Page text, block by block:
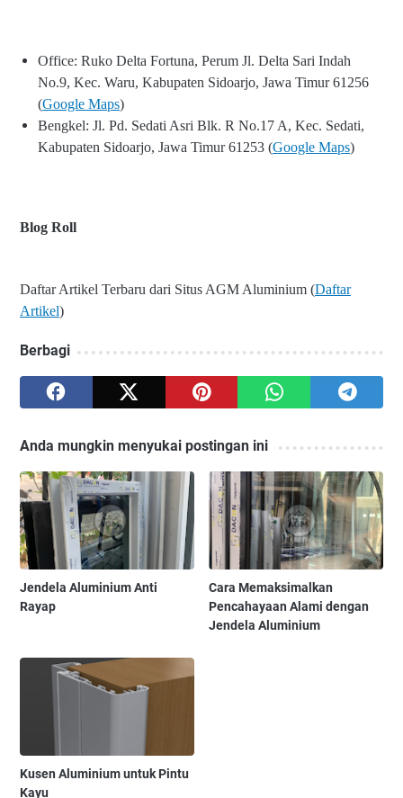
Office: Ruko Delta Fortuna, Perum Jl. Delta Sari Indah
No.9, Kec. Waru, Kabupaten Sidoarjo, Jawa Timur 61256
(Google Maps)
Bengkel: Jl. Pd. Sedati Asri Blk. R No.17 A, Kec. Sedati,
Kabupaten Sidoarjo, Jawa Timur 61253 (Google Maps)
Blog Roll
Daftar Artikel Terbaru dari Situs AGM Aluminium (Daftar
Artikel)
Berbagi
Anda mungkin menyukai postingan ini
Jendela Aluminium Anti
Rayap
Cara Memaksimalkan
Pencahayaan Alami dengan
Jendela Aluminium
Kusen Aluminium untuk Pintu
Kayu